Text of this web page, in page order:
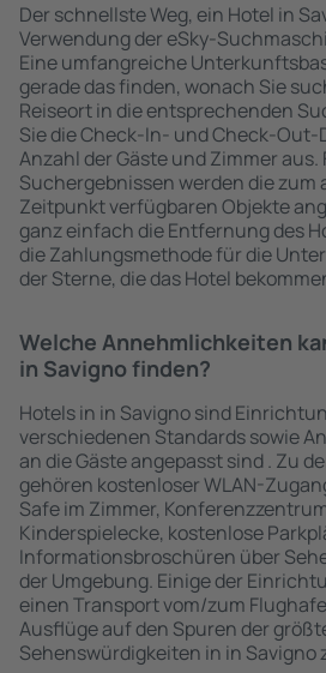
Der schnellste Weg, ein Hotel in
Verwendung der eSky-
Eine umfangreiche
gerade das finden, wonach Sie
Reiseort in die entsprechenden
Sie die Check-In- und Check-Out-
Anzahl der Gäste und Zimmer aus.
Suchergebnissen werden die zum
Zeitpunkt verfügbaren Objekte
ganz einfach die Entfernung des
die Zahlungsmethode für die
der Sterne, die das Hotel
Welche Annehmlichkeiten
in Savigno finden?
Hotels in in Savigno sind
verschiedenen Standards sowie
an die Gäste angepasst sind . Zu
gehören kostenloser WLAN-
Safe im Zimmer,
Kinderspielecke, kostenlose
Informationsbroschüren über
der Umgebung. Einige der
einen Transport vom/zum
Ausflüge auf den Spuren der
Sehenswürdigkeiten in in Savigno